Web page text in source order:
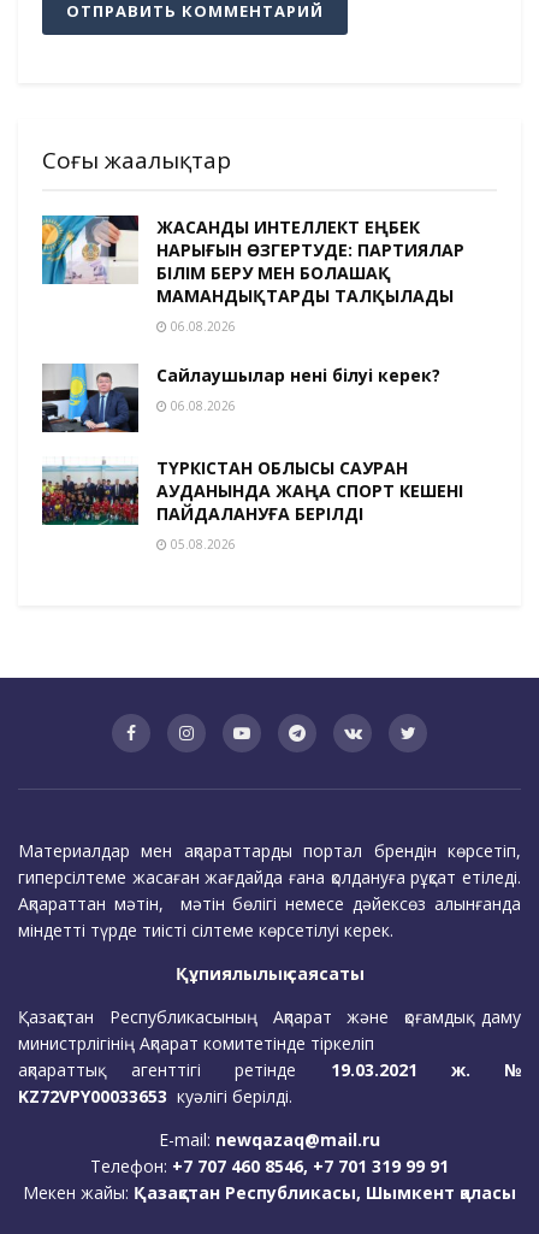
Соңғы жаңалықтар
ЖАСАНДЫ ИНТЕЛЛЕКТ ЕҢБЕК
НАРЫҒЫН ӨЗГЕРТУДЕ: ПАРТИЯЛАР
БІЛІМ БЕРУ МЕН БОЛАШАҚ
МАМАНДЫҚТАРДЫ ТАЛҚЫЛАДЫ
06.08.2026
Сайлаушылар нені білуі керек?
06.08.2026
ТҮРКІСТАН ОБЛЫСЫ САУРАН
АУДАНЫНДА ЖАҢА СПОРТ КЕШЕНІ
ПАЙДАЛАНУҒА БЕРІЛДІ
05.08.2026
Материалдар мен ақпараттарды портал брендін көрсетіп,
гиперсілтеме жасаған жағдайда ғана қолдануға рұқсат етіледі.
Ақпараттан мәтін, мәтін бөлігі немесе дәйексөз алынғанда
міндетті түрде тиісті сілтеме көрсетілуі керек.
Құпиялылық саясаты
Қазақстан Республикасының Ақпарат және қоғамдық даму
министрлігінің Ақпарат комитетінде тіркеліп
ақпараттық агенттігі ретінде 19.03.2021 ж. №
KZ72VPY00033653 куәлігі берілді.
E-mail: newqazaq@mail.ru
Телефон: +7 707 460 8546, +7 701 319 99 91
Мекен жайы: Қазақстан Республикасы, Шымкент қаласы